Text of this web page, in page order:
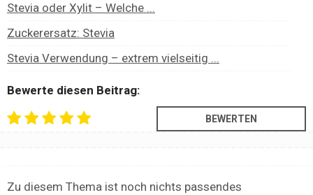
Stevia oder Xylit – Welche ...
Zuckerersatz: Stevia
Stevia Verwendung – extrem vielseitig ...
Bewerte diesen Beitrag:
Zu diesem Thema ist noch nichts passendes